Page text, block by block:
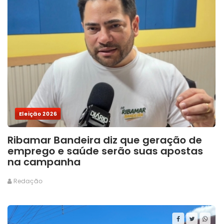
Eleição 2026
Ribamar Bandeira diz que geração de
emprego e saúde serão suas apostas
na campanha
Redação